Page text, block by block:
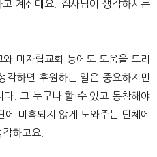
계신데요. 집사님이 생각하시는
미자립교회 등에도 도움을 드리
각하면 후원하는 일은 중요하지만
다. 그 누구나 할 수 있고 동참해야
미혹되지 않게 도와주는 단체에
하고요.